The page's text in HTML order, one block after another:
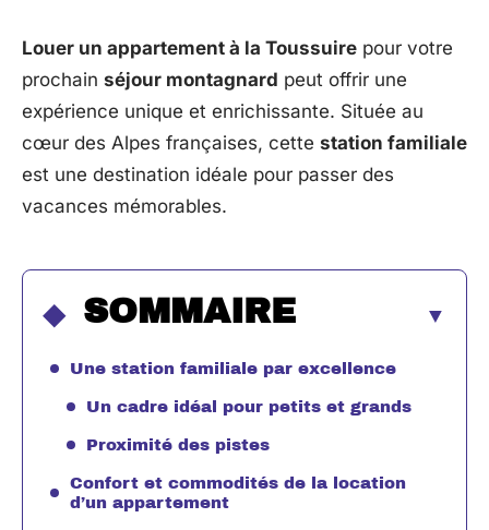
Louer un appartement à la Toussuire pour votre
prochain séjour montagnard peut offrir une
expérience unique et enrichissante. Située au
cœur des Alpes françaises, cette station familiale
est une destination idéale pour passer des
vacances mémorables.
SOMMAIRE
Une station familiale par excellence
Un cadre idéal pour petits et grands
Proximité des pistes
Confort et commodités de la location
d’un appartement